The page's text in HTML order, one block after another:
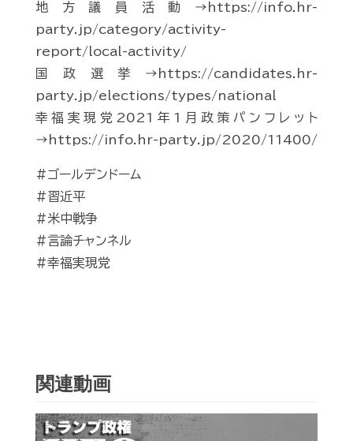
地方議員活動→https://info.hr-
party.jp/category/activity-
report/local-activity/
国政選挙→https://candidates.hr-
party.jp/elections/types/national
幸福実現党2021年1月政策パンフレット
→https://info.hr-party.jp/2020/11400/
#ゴールデンドーム
#習近平
#米中戦争
#言論チャンネル
#幸福実現党
関連動画